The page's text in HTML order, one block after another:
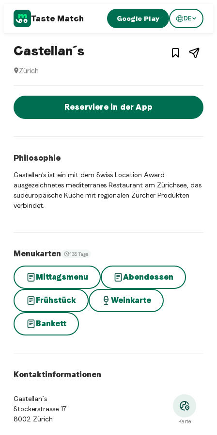
Taste Match Google Play DE
Fusion restaurant 1 3
Castellan´s– Restaurant inZürich
Zürich
Jetzt sofort einen Tisch
Reserviere in der App
Philosophie
Castellan's ist ein mit dem Swiss Location Award
ausgezeichnetes mediterranes Restaurant am Zürichsee, das
südeuropäische Küche mit regionalen Zürcher Produkten
verbindet.
Menukarten 135 Tage
Mittagsmenu Abendessen
Frühstück Weinkarte
Bankett
Kontaktinformationen
Castellan´s
Stockerstrasse 17
8002 Zürich
Karte